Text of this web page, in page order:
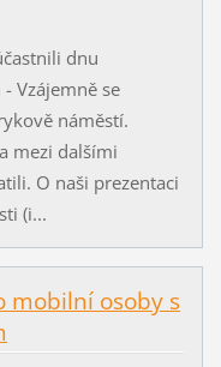
dnu
Vzájemně se
náměstí.
mezi dalšími
O naši prezentaci
(i...
mobilní osoby s